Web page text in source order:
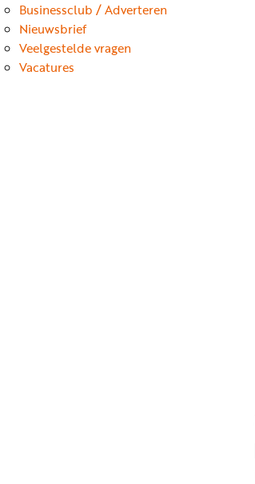
Businessclub / Adverteren
Nieuwsbrief
Veelgestelde vragen
Vacatures